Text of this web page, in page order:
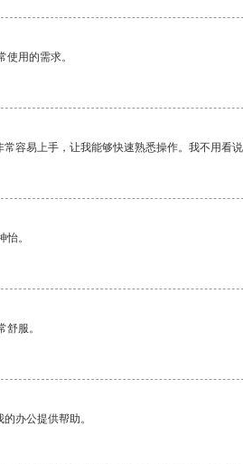
用的需求。
容易上手，让我能够快速熟悉操作。我不用看
。
服。
办公提供帮助。